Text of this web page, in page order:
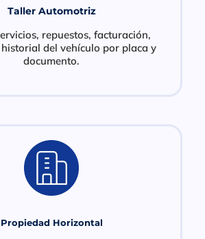
Taller Automotriz
repuestos, facturación,
del vehículo por placa y
documento.
Propiedad Horizontal